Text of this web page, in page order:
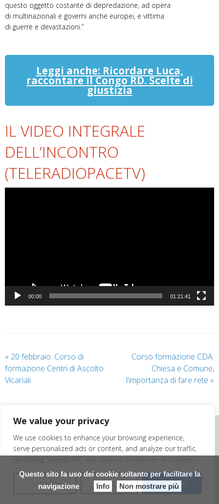
We value your privacy
We use cookies to enhance your browsing experience,
serve personalized ads or content, and analyze our traffic.
Customize Reject All Accept All
Questo sito fa uso dei cookie soltanto per facilitare la
navigazione
Info Non mostrare più
questo oggetto costante di depredazione, ad opera
di multinazionali e governi anche europei, e vittima
di guerre e devastazioni.”
Leggi anche: Ricordare Luca,
raccontare il Congo RD. Scelte di
giustizia
IL VIDEO INTEGRALE
DELL’INCONTRO
(TELERADIOPACETV)
00:00 01:21:41
« 20 febbraio. Corso di
formazione Centri di Ascolto
Vicariali
Corso formazione CDA.
Chiesa e Comune,
l’importanza di fare rete »
Caritas Diocesana
Via Canneto il Lungo 21/1A, 16123 Genova
Tel 010.2477015/18 - Fax 010.2476854
Orario al pubblico: dal lunedì al venerdì ore 9 -
12.30